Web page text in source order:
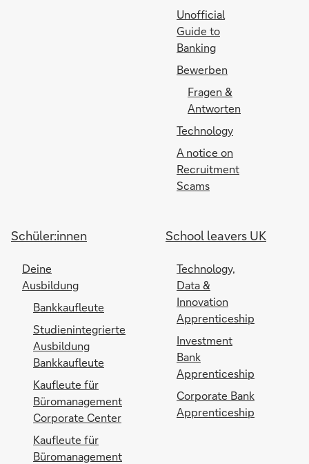
Unofficial
Guide to
Banking
Bewerben
Fragen &
Antworten
Technology
A notice on
Recruitment
Scams
Schüler:innen
Deine
Ausbildung
Bankkaufleute
Studienintegrierte
Ausbildung
Bankkaufleute
Kaufleute für
Büromanagement
Corporate Center
Kaufleute für
Büromanagement
School leavers UK
Technology,
Data &
Innovation
Apprenticeship
Investment
Bank
Apprenticeship
Corporate Bank
Apprenticeship